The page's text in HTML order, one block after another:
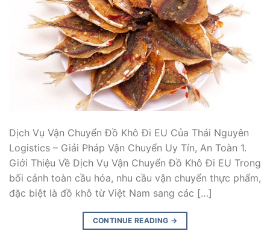
Dịch Vụ Vận Chuyển Đồ Khô Đi EU Của Thái Nguyên
Logistics – Giải Pháp Vận Chuyển Uy Tín, An Toàn 1.
Giới Thiệu Về Dịch Vụ Vận Chuyển Đồ Khô Đi EU Trong
bối cảnh toàn cầu hóa, nhu cầu vận chuyển thực phẩm,
đặc biệt là đồ khô từ Việt Nam sang các […]
CONTINUE READING →